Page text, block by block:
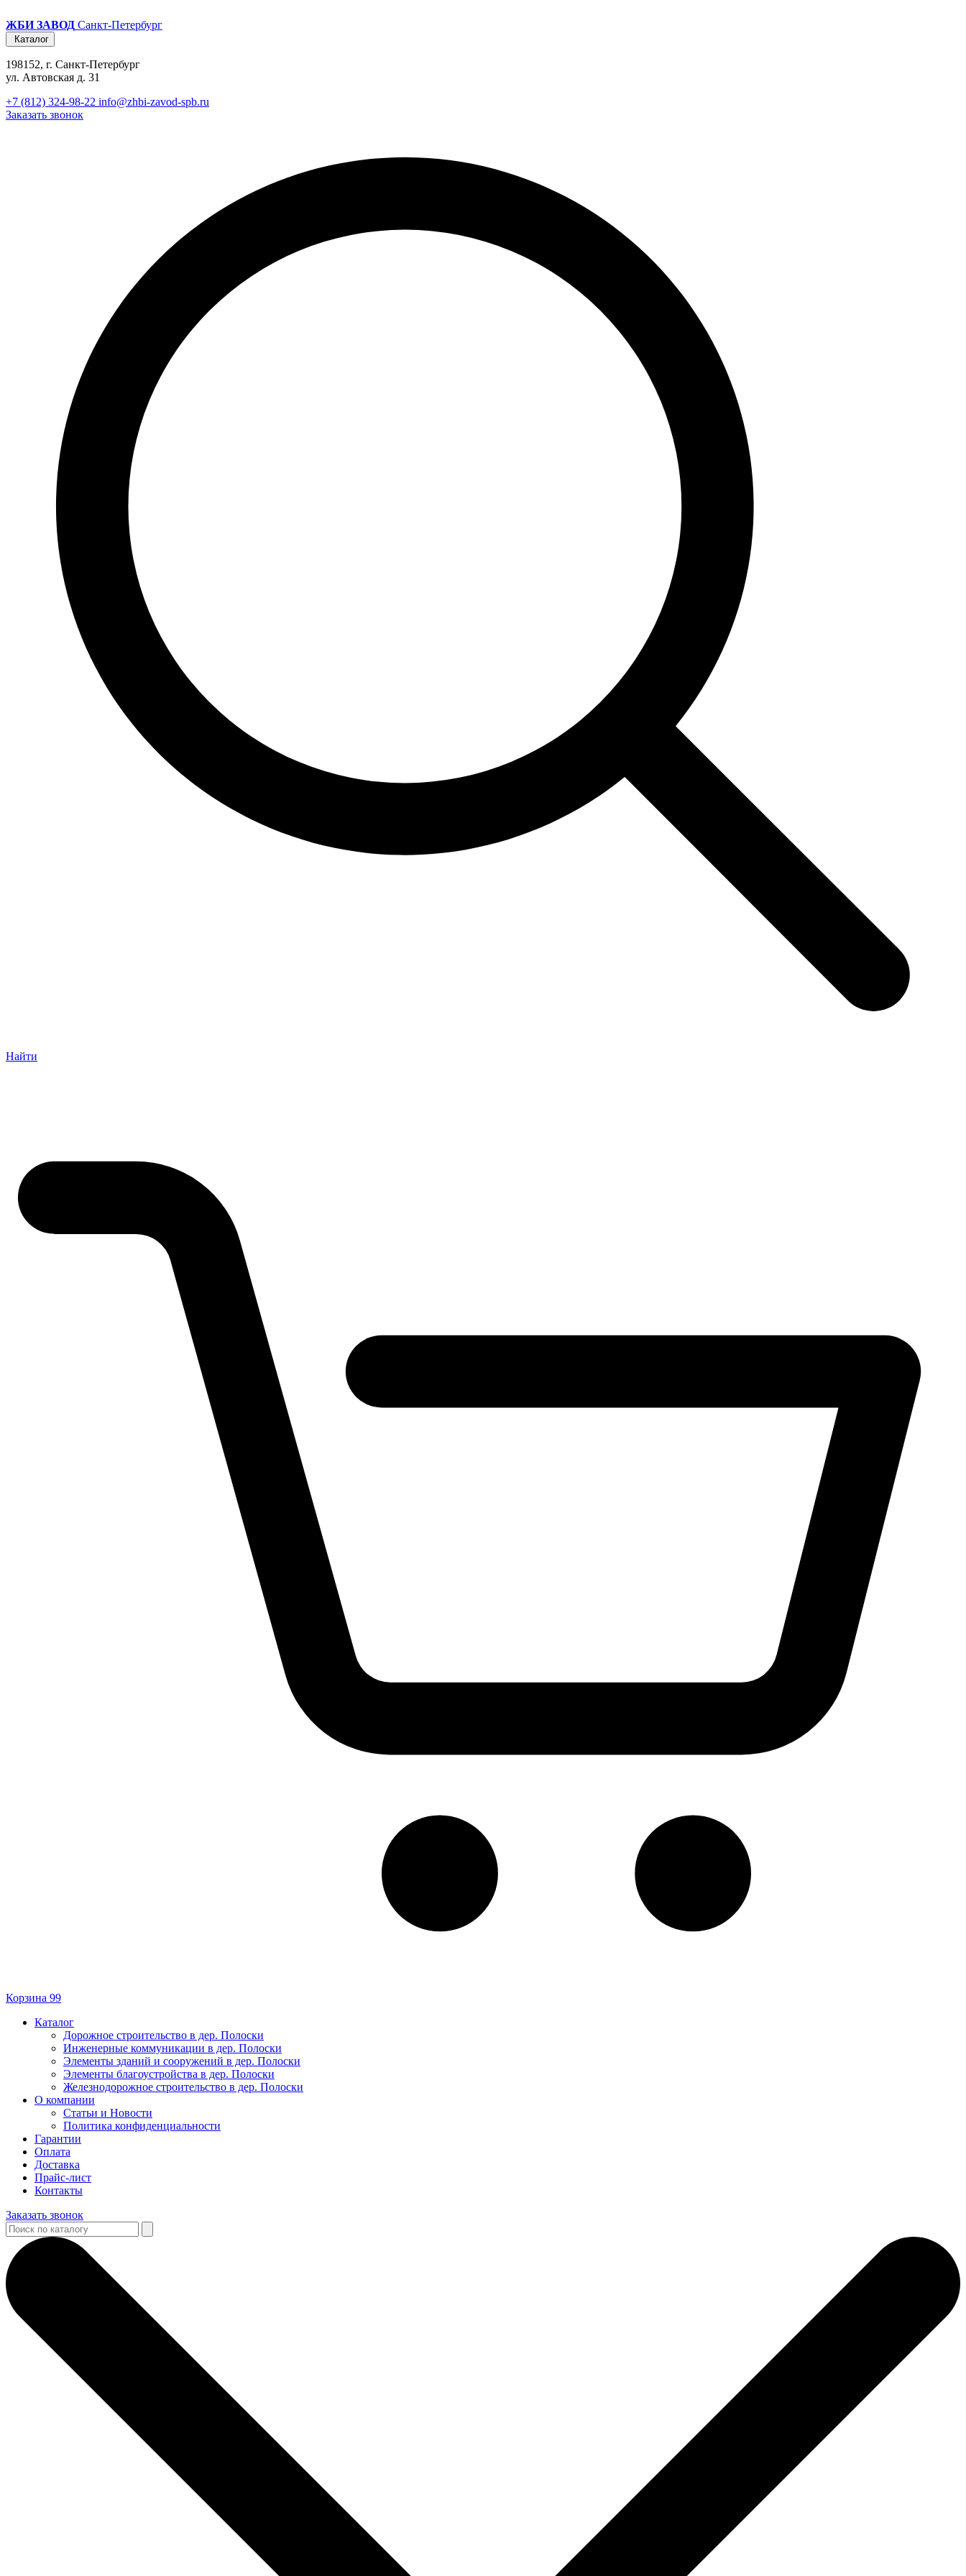
ЖБИ ЗАВОД Санкт-Петербург
Каталог
198152, г. Санкт-Петербург
ул. Автовская д. 31
+7 (812) 324-98-22 info@zhbi-zavod-spb.ru
Заказать звонок
Найти
Корзина 99
Каталог
Дорожное строительство в дер. Полоски
Инженерные коммуникации в дер. Полоски
Элементы зданий и сооружений в дер. Полоски
Элементы благоустройства в дер. Полоски
Железнодорожное строительство в дер. Полоски
О компании
Статьи и Новости
Политика конфиденциальности
Гарантии
Оплата
Доставка
Прайс-лист
Контакты
Заказать звонок